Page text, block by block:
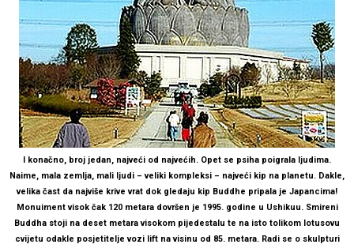
I konačno, broj jedan, najveći od najvećih. Opet se psiha poigrala ljudima.
Naime, mala zemlja, mali ljudi – veliki kompleksi – najveći kip na planetu. Dakle,
velika čast da najviše krive vrat dok gledaju kip Buddhe pripala je Japancima!
Monuiment visok čak 120 metara dovršen je 1995. godine u Ushikuu. Smireni
Buddha stoji na deset metara visokom pijedestalu te na isto tolikom lotusovu
cvijetu odakle posjetitelje vozi lift na visinu od 85. metara. Radi se o skulpturi